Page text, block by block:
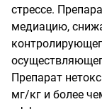
стрессе.
медиацию,
Препарат
мг/кг и более